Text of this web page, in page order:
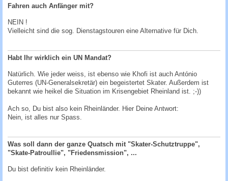
Fahren auch Anfänger mit?
NEIN !
Vielleicht sind die sog. Dienstagstouren eine Alternative für Dich.
Habt Ihr wirklich ein UN Mandat?
Natürlich. Wie jeder weiss, ist ebenso wie Khofi ist auch António
Guterres (UN-Generalsekretär) ein begeistertet Skater. Außerdem ist
bekannt wie heikel die Situation im Krisengebiet Rheinland ist. ;-))
Ach so, Du bist also kein Rheinländer. Hier Deine Antwort:
Nein, ist alles nur Spass.
Was soll dann der ganze Quatsch mit "Skater-Schutztruppe",
"Skate-Patroullie", "Friedensmission", ...
Du bist definitiv kein Rheinländer.